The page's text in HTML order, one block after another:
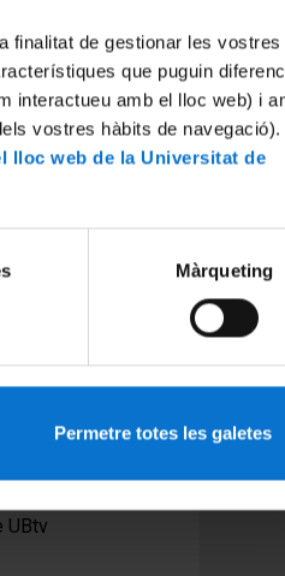
finalitat de gestionar les vostres
que puguin
interactueu amb el lloc web) i
vostres hàbits de navegació).
lloc web de la Universitat de
Màrqueting
Permetre totes les galetes
and Physics' by
UBtv
PEU 3